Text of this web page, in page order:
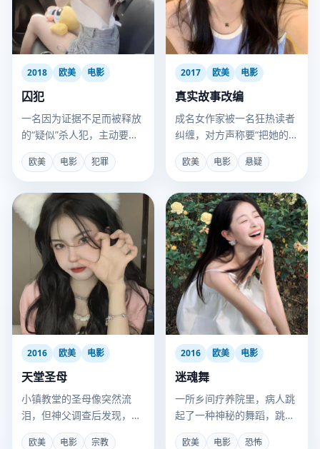
2018 欧美 电影
囚犯
一名因为证据不足而被释放
的“疑似”杀人犯，主动要求
回监狱，只因监狱里更安
全。
欧美 电影 犯罪
2017 欧美 电影
真实故事改编
成名女作家被一名狂热读者
纠缠，对方声称要“把她的生
活写成真实故事”。
欧美 电影 悬疑
2016 欧美 电影
天堂圣母
小镇教堂的圣母像突然流
泪，但神父调查后发现，眼
泪的成分是工业酸雨。
欧美 电影 宗教
2016 欧美 电影
迷魂舞
一所乡间疗养院里，病人跳
起了一种神秘的舞蹈，跳出
真相的人，都变成了疯子。
欧美 电影 恐怖